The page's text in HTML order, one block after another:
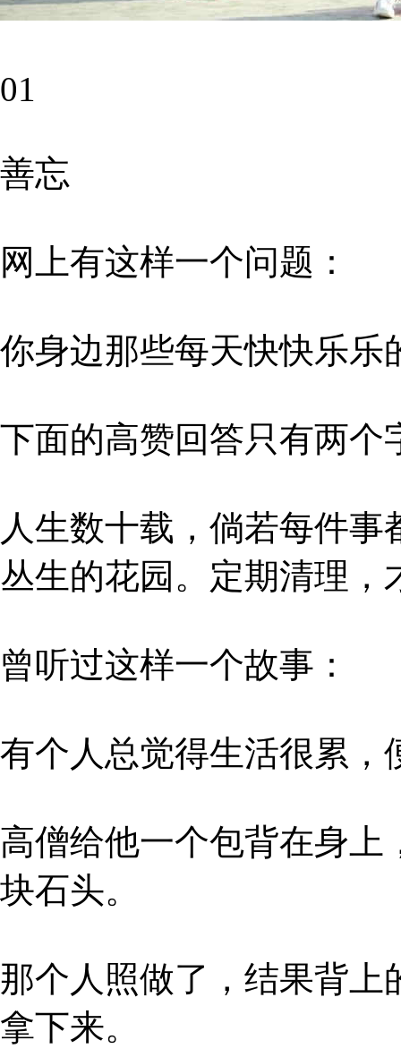
01
善忘
网上有这样一个问题：
你身边那些每天快快乐乐
下面的高赞回答只有两个
人生数十载，倘若每件
丛生的花园。定期清理，
曾听过这样一个故事：
有个人总觉得生活很累，
高僧给他一个包背在身上
块石头。
那个人照做了，结果背上
拿下来。